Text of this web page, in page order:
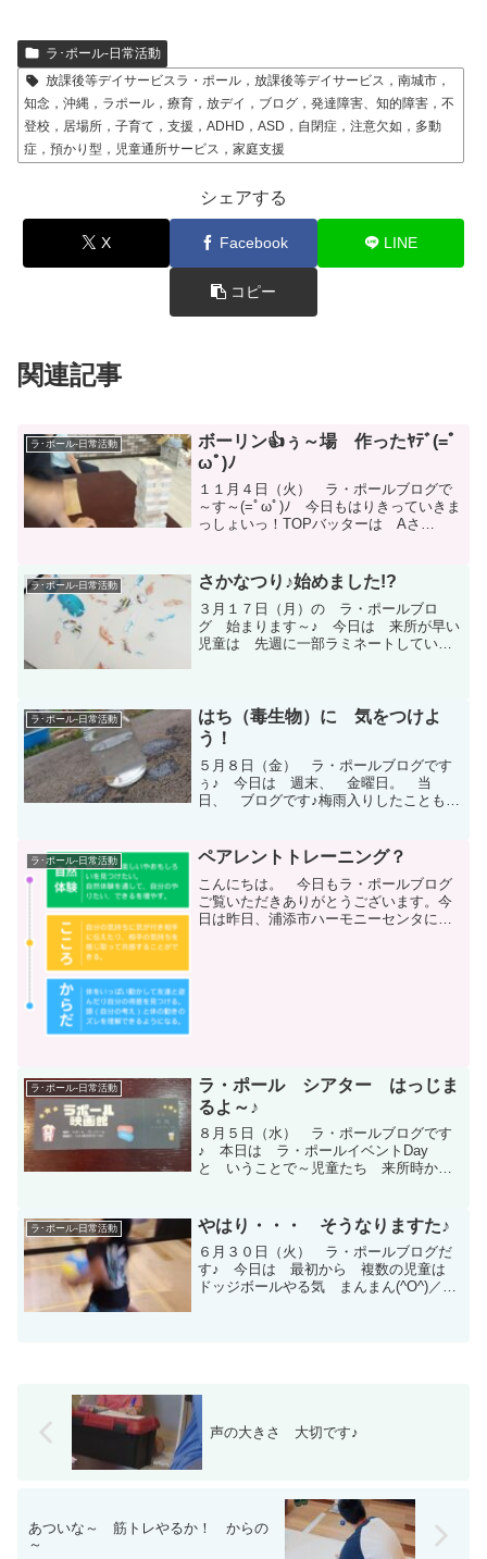
ラ･ポール-日常活動
放課後等デイサービスラ・ポール，放課後等デイサービス，南城市，
知念，沖縄，ラポール，療育，放デイ，ブログ，発達障害、知的障害，不
登校，居場所，子育て，支援，ADHD，ASD，自閉症，注意欠如，多動
症，預かり型，児童通所サービス，家庭支援
シェアする
X Facebook LINE
コピー
関連記事
ラ･ポール-日常活動
ボーリン👍ぅ～場 作ったﾔﾃﾞ(=ﾟ
ωﾟ)ﾉ
１１月４日（火） ラ・ポールブログで
～す～(=ﾟωﾟ)ﾉ 今日もはりきっていきま
っしょいっ！TOPバッターは Aさ
個性的？な 造形を 行っていたんです
が シフトチェン...
ラ･ポール-日常活動 さかなつり♪始めました!?
３月１７日（月）の ラ・ポールブロ
グ 始まります～♪ 今日は 来所が早い
児童は 先週に一部ラミネートしてい
ちろん、釣り竿も作ったんで...
ラ･ポール-日常活動
はち（毒生物）に 気をつけよ
う！
５月８日（金） ラ・ポールブログです
ぅ♪ 今日は 週末、 金曜日。 当
日、 ブログです♪梅雨入りしたこともあ
たが そこは がまん するのかと お
～もったら 屋根がある ...
ラ･ポール-日常活動 ペアレントトレーニング？
こんにちは。 今日もラ・ポールブログ
ご覧いただきありがとうございます。今
日は昨日、浦添市ハーモニーセンタにて
ラ･ポール-日常活動
ラ・ポール シアター はっじま
るよ～♪
８月５日（水） ラ・ポールブログです
♪ 本日は ラ・ポールイベントDay
と いうことで～児童たち 来所時か
前に～ 絶対に やらなければ？ ない
と～ いけない ...
ラ･ポール-日常活動 やはり・・・ そうなりますた♪
６月３０日（火） ラ・ポールブログだ
す♪ 今日は 最初から 複数の児童は
ドッジボールやる気 まんまん(^O^)／
声の大きさ 大切です♪
あついな～ 筋トレやるか！ からの
～